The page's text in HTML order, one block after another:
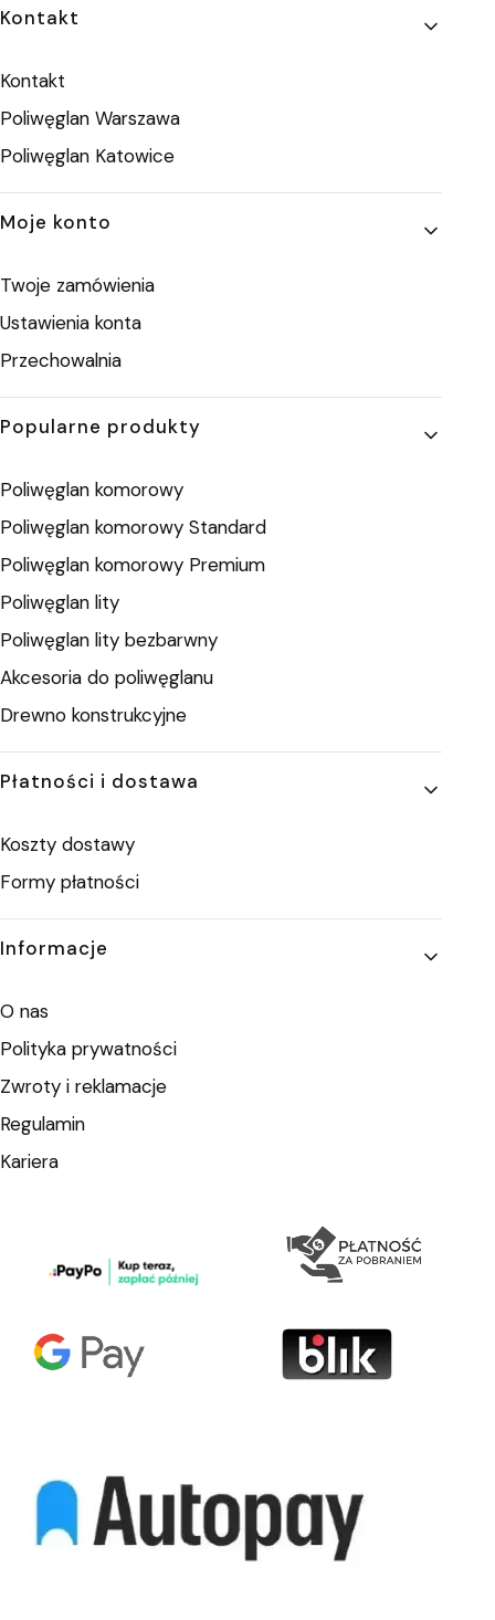
Linki w stopce
Kontakt
Kontakt
Poliwęglan Warszawa
Poliwęglan Katowice
Moje konto
Twoje zamówienia
Ustawienia konta
Przechowalnia
Popularne produkty
Poliwęglan komorowy
Poliwęglan komorowy Standard
Poliwęglan komorowy Premium
Poliwęglan lity
Poliwęglan lity bezbarwny
Akcesoria do poliwęglanu
Drewno konstrukcyjne
Płatności i dostawa
Koszty dostawy
Formy płatności
Informacje
O nas
Polityka prywatności
Zwroty i reklamacje
Regulamin
Kariera